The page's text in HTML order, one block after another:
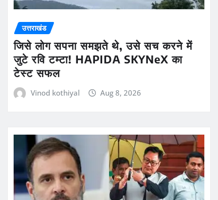
उत्तराखंड
जिसे लोग सपना समझते थे, उसे सच करने में
जुटे रवि टम्टा! HAPIDA SKYNeX का
टेस्ट सफल
Vinod kothiyal Aug 8, 2026